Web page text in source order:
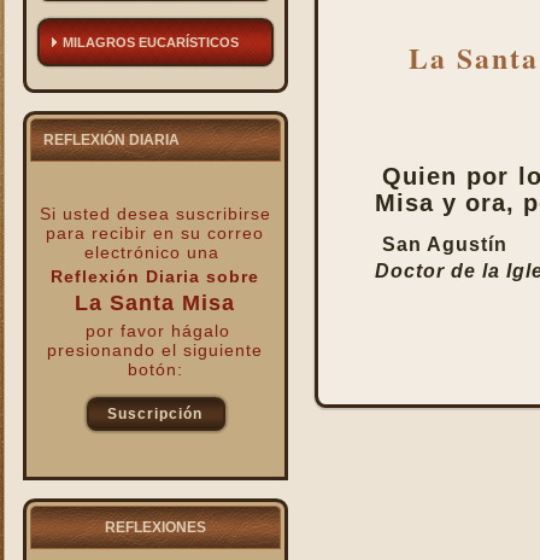
MILAGROS EUCARÍSTICOS
REFLEXIÓN DIARIA
Si usted desea suscribirse
para recibiren su correo
electrónico una
Reflexión Diaria sobre
La Santa Misa
por favor hágalo
presionando el siguiente
botón:
Suscripción
REFLEXIONES
La
Quien por
Misa y ora,
San Agustín
Doctor de la